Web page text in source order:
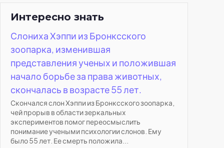
Интересно знать
Слониха Хэппи из Бронксского
зоопарка, изменившая
представления ученых и положившая
начало борьбе за права животных,
скончалась в возрасте 55 лет.
Скончался слон Хэппи из Бронксского зоопарка,
чей прорыв в области зеркальных
экспериментов помог переосмыслить
понимание учеными психологии слонов. Ему
было 55 лет. Ее смерть положила...